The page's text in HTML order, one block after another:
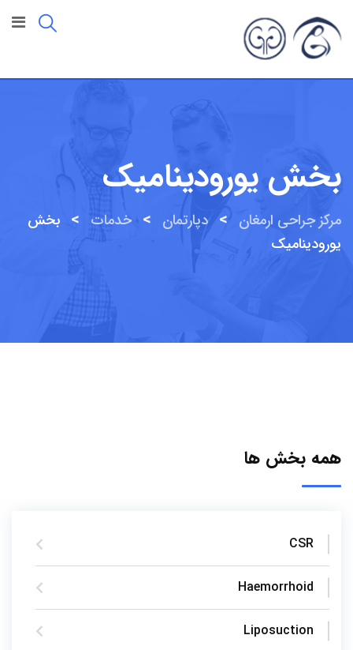
بخش یورودینامیک
مرکز جراحی ارمغان > دپارتمان > خدمات > بخش
یورودینامیک
همه بخش ها
CSR
Haemorrhoid
Liposuction